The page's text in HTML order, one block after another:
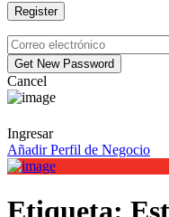
Cancel
Ingresar
Añadir Perfil de Negocio
Etiqueta: